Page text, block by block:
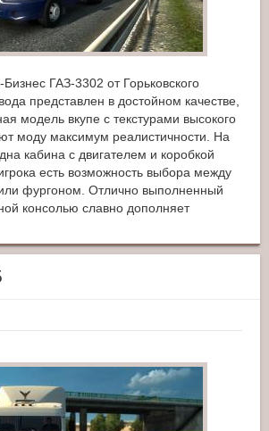
ГАЗ-3302 от Горьковского
представлен в достойном качестве,
модель вкупе с текстурами высокого
моду максимум реалистичности. На
кабина с двигателем и коробкой
есть возможность выбора между
фургоном. Отлично выполненный
консолью славно дополняет